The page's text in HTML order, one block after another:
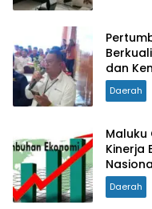
dan
Daerah
Maluku
Kinerja
Daerah